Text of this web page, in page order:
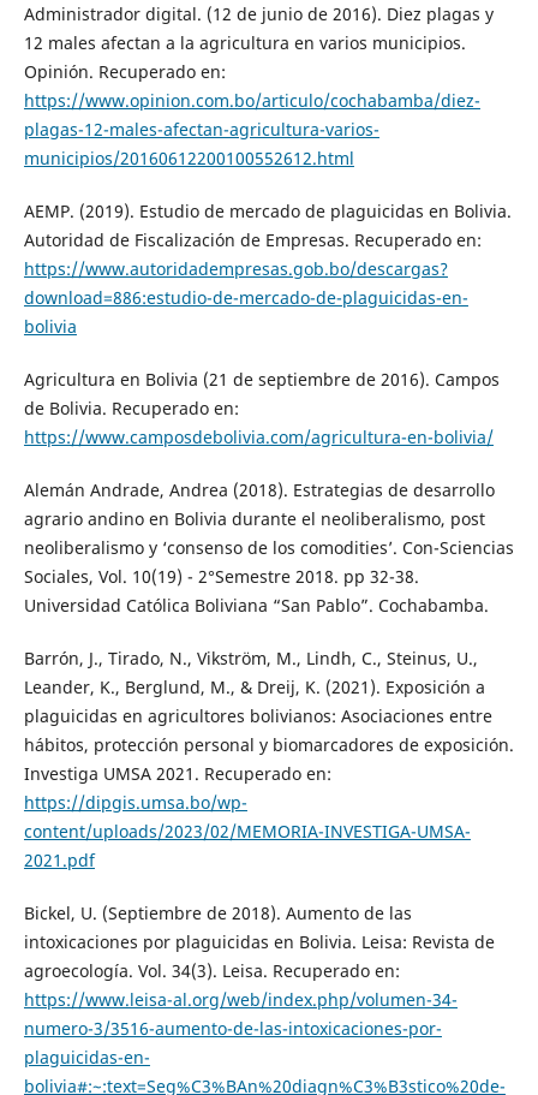
Administrador digital. (12 de junio de 2016). Diez plagas y
12 males afectan a la agricultura en varios municipios.
Opinión. Recuperado en:
https://www.opinion.com.bo/articulo/cochabamba/diez-
plagas-12-males-afectan-agricultura-varios-
municipios/20160612200100552612.html
AEMP. (2019). Estudio de mercado de plaguicidas en Bolivia.
Autoridad de Fiscalización de Empresas. Recuperado en:
https://www.autoridadempresas.gob.bo/descargas?
download=886:estudio-de-mercado-de-plaguicidas-en-
bolivia
Agricultura en Bolivia (21 de septiembre de 2016). Campos
de Bolivia. Recuperado en:
https://www.camposdebolivia.com/agricultura-en-bolivia/
Alemán Andrade, Andrea (2018). Estrategias de desarrollo
agrario andino en Bolivia durante el neoliberalismo, post
neoliberalismo y ‘consenso de los comodities’. Con-Sciencias
Sociales, Vol. 10(19) - 2°Semestre 2018. pp 32-38.
Universidad Católica Boliviana “San Pablo”. Cochabamba.
Barrón, J., Tirado, N., Vikström, M., Lindh, C., Steinus, U.,
Leander, K., Berglund, M., & Dreij, K. (2021). Exposición a
plaguicidas en agricultores bolivianos: Asociaciones entre
hábitos, protección personal y biomarcadores de exposición.
Investiga UMSA 2021. Recuperado en:
https://dipgis.umsa.bo/wp-
content/uploads/2023/02/MEMORIA-INVESTIGA-UMSA-
2021.pdf
Bickel, U. (Septiembre de 2018). Aumento de las
intoxicaciones por plaguicidas en Bolivia. Leisa: Revista de
agroecología. Vol. 34(3). Leisa. Recuperado en:
https://www.leisa-al.org/web/index.php/volumen-34-
numero-3/3516-aumento-de-las-intoxicaciones-por-
plaguicidas-en-
bolivia#:~:text=Seg%C3%BAn%20diagn%C3%B3stico%20de-